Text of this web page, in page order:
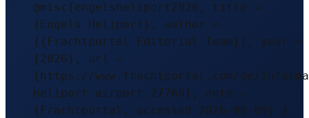
@misc{engelsheliport2026, title =
{Engels Heliport}, author =
{{Frachtportal Editorial Team}}, year =
{2026}, url =
{https://www.frachtportal.com/de/
heliport-airport-27766}, note =
{Frachtportal, accessed 2026-08-09} }